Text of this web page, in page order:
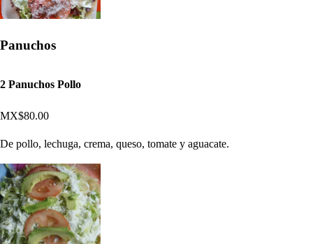
Panuchos
2 Panuchos Pollo
MX$80.00
De pollo, lechuga, crema, queso, tomate y aguacate.